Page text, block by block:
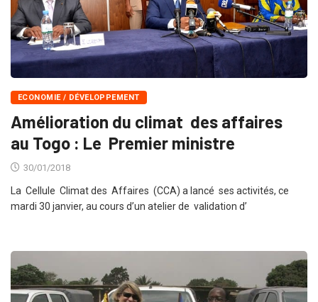
ECONOMIE / DÉVELOPPEMENT
Amélioration du climat des affaires
au Togo : Le Premier ministre
30/01/2018
La Cellule Climat des Affaires (CCA) a lancé ses activités, ce
mardi 30 janvier, au cours d’un atelier de validation d’